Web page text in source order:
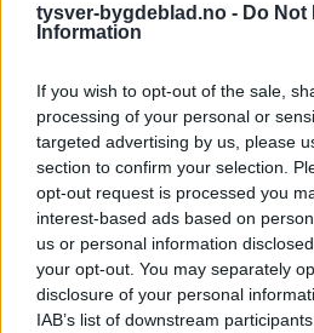
tysver-bygdeblad.no - Do Not
Information
If you wish to opt-out of the sale,
processing of your personal or
targeted advertising by us, please
section to confirm your selection.
opt-out request is processed you
interest-based ads based on
us or personal information
your opt-out. You may separately
disclosure of your personal
IAB’s list of downstream
fredagstrafikken som normalt.
Nyhende
Mest lest siste syv dager